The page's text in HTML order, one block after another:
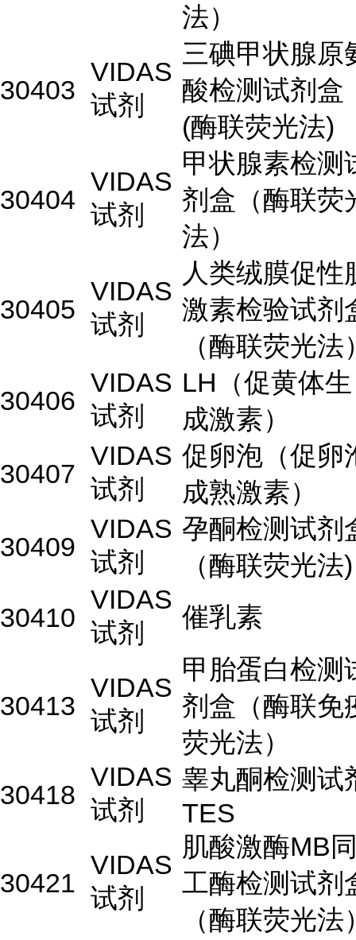
法）
30403
VIDAS
试剂
三碘甲状腺原
酸检测试剂盒
(酶联荧光法)
30404
VIDAS
试剂
甲状腺素检测
剂盒（酶联荧
法）
30405
VIDAS
试剂
人类绒膜促性
激素检验试剂
（酶联荧光法
30406
VIDAS
试剂
LH（促黄体生
成激素）
30407
VIDAS
试剂
促卵泡（促卵
成熟激素）
30409
VIDAS
试剂
孕酮检测试剂
（酶联荧光法)
30410
VIDAS
试剂
催乳素
30413
VIDAS
试剂
甲胎蛋白检测
剂盒（酶联免
荧光法）
30418
VIDAS
试剂
睾丸酮检测试
TES
30421
VIDAS
试剂
肌酸激酶MB
工酶检测试剂
（酶联荧光法